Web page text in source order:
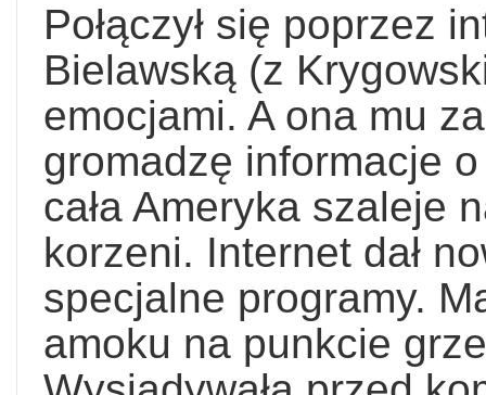
Połączył się poprzez
Bielawską (z
emocjami. A ona mu
gromadzę informacje
cała Ameryka szaleje
korzeni. Internet dał
specjalne programy.
amoku na punkcie